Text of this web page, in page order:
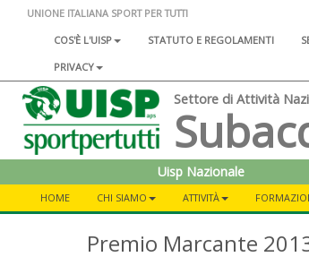
UNIONE ITALIANA SPORT PER TUTTI
COS'È L'UISP
STATUTO E REGOLAMENTI
PRIVACY
Settore di Attività
Uisp Nazionale
HOME CHI SIAMO ATTIVITÀ
Premio Marcante